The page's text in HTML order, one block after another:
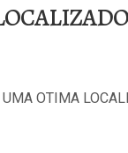
OTIMA